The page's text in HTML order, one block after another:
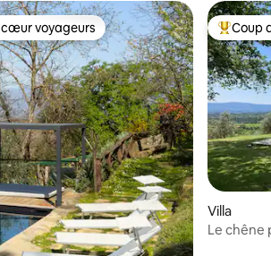
la base de 44 commentaires : 4,95 sur 5
cœur voyageurs
voyageurs Coups
Coup
Villa
Le chêne